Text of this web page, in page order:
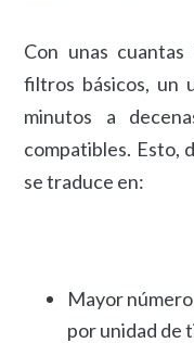
Con unas
filtros básicos, un
minutos a
compatibles. Esto,
se traduce en:
Mayor
por unidad de